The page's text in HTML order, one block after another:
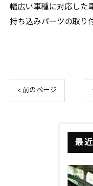
幅広い車種に対応した
持ち込みパーツの取り
< 前のページ
最